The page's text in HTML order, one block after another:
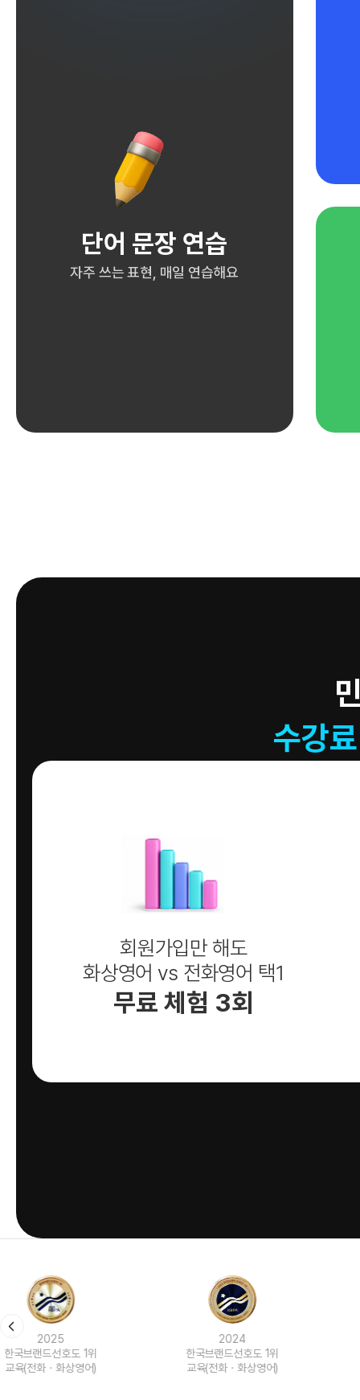
단어 문장 연습
자주 쓰는 표현, 매일 연습해요
수강
회원가입만 해도
화상영어 vs 전화영어 택1
무료 체험 3회
한국브랜드선호도 1위
교육(전화ㆍ화상영어)
한국브랜드선호도 1위
교육(전화ㆍ화상영어)